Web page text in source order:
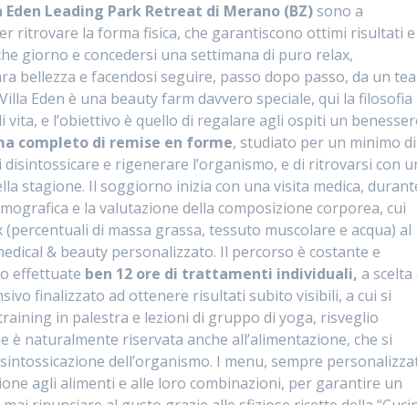
Eden Leading Park Retreat di Merano (BZ)sono a
ritrovare la forma fisica, che garantiscono ottimi risultati e
giorno e concedersi una settimana di puro relax,
bellezza e facendosi seguire, passo dopo passo, da un
Eden è una beauty farm davvero speciale, qui la filosofia
e l’obiettivo è quello di regalare agli ospiti un
completo di remise en forme, studiato per un minimo di
e rigenerare l’organismo, e di ritrovarsi con
stagione. Il soggiorno inizia con una visita medica,
e la valutazione della composizione corporea, cui
di massa grassa, tessuto muscolare e acqua) al
& beauty personalizzato. Il percorso è costante e
effettuate ben 12 ore di trattamenti individuali, a scelta
finalizzato ad ottenere risultati subito visibili, a cui si
in palestra e lezioni di gruppo di yoga, risveglio
è naturalmente riservata anche all’alimentazione, che si
dell’organismo. I menu, sempre
agli alimenti e alle loro combinazioni, per garantire un